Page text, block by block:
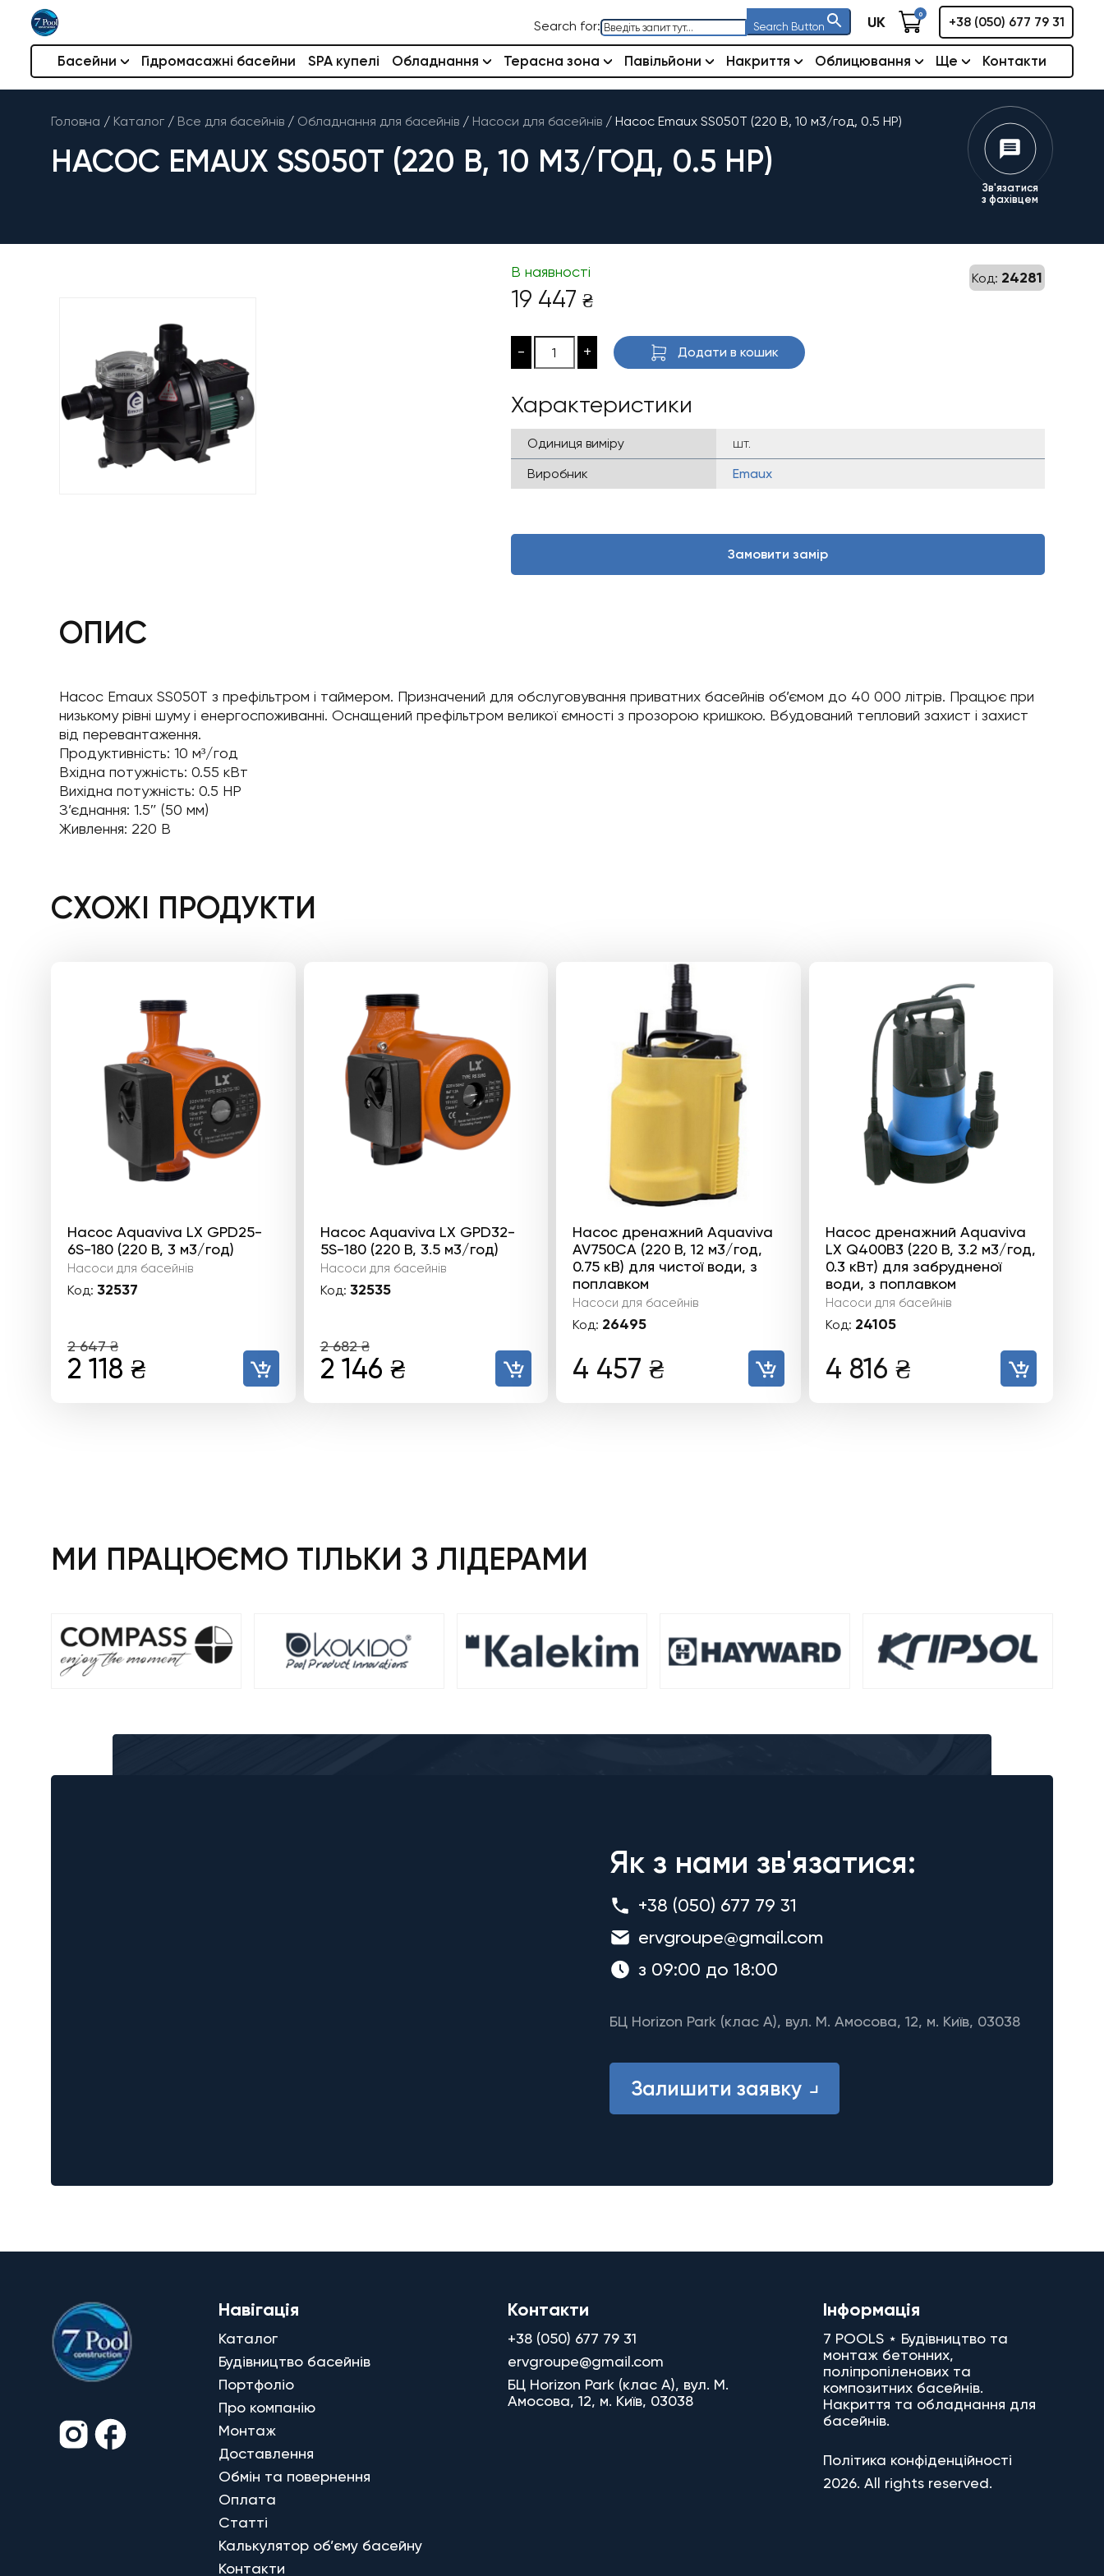
Search for: Search Button UK 0
+38 (050) 677 79 31
Басейни Гідромасажні басейни SPA купелі Обладнання Терасна зона Павільйони Накриття Облицювання Ще Контакти
Головна / Каталог / Все для басейнів / Обладнання для басейнів / Насоси для басейнів / Насос Emaux SS050T (220 В, 10 м3/год, 0.5 HP)
НАСОС EMAUX SS050T (220 В, 10 М3/ГОД, 0.5 HP)
Зв'язатися
з фахівцем
Код: 24281
В наявності
19 447 ₴
- + Додати в кошик
Характеристики
Одиниця виміру
шт.
Виробник
Emaux
Замовити замір
ОПИС
Насос Emaux SS050T з префільтром і таймером. Призначений для обслуговування приватних басейнів об’ємом до 40 000 літрів. Працює при
низькому рівні шуму і енергоспоживанні. Оснащений префільтром великої ємності з прозорою кришкою. Вбудований тепловий захист і захист
від перевантаження.
Продуктивність: 10 м³/год
Вхідна потужність: 0.55 кВт
Вихідна потужність: 0.5 НР
З’єднання: 1.5″ (50 мм)
Живлення: 220 В
СХОЖІ ПРОДУКТИ
Насос Aquaviva LX GPD25-
6S-180 (220 В, 3 м3/год)
Насоси для басейнів
Код: 32537
2 647₴
Оригінальна
2 118 ₴ Поточна
Насос Aquaviva LX GPD32-
5S-180 (220 В, 3.5 м3/год)
Насоси для басейнів
Код: 32535
2 682₴
Оригінальна
2 146 ₴Поточна
Насос дренажний Aquaviva
AV750CA (220 В, 12 м3/год,
0.75 кВ) для чистої води, з
поплавком
Насоси для басейнів
Код: 26495
4 457 ₴
Насос дренажний Aquaviva
LX Q400B3 (220 В, 3.2 м3/год,
0.3 кВт) для забрудненої
води, з поплавком
Насоси для басейнів
Код: 24105
4 816 ₴
МИ ПРАЦЮЄМО ТІЛЬКИ З ЛІДЕРАМИ
Як з нами зв'язатися:
+38 (050) 677 79 31
ervgroupe@gmail.com
з 09:00 до 18:00
БЦ Horizon Park (клас A), вул. М. Амосова, 12, м. Київ, 03038
Залишити заявку
Навігація
Каталог
Будівництво басейнів
Портфоліо
Про компанію
Монтаж
Доставлення
Обмін та повернення
Оплата
Статті
Калькулятор об’єму басейну
Контакти
Контакти
+38 (050) 677 79 31
ervgroupe@gmail.com
БЦ Horizon Park (клас A), вул. М.
Амосова, 12, м. Київ, 03038
Інформація
7 POOLS ⋆ Будівництво та
монтаж бетонних,
поліпропіленових та
композитних басейнів.
Накриття та обладнання для
басейнів.
Політика конфіденційності
2026. All rights reserved.